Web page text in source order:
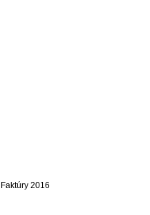
Faktúry 2016